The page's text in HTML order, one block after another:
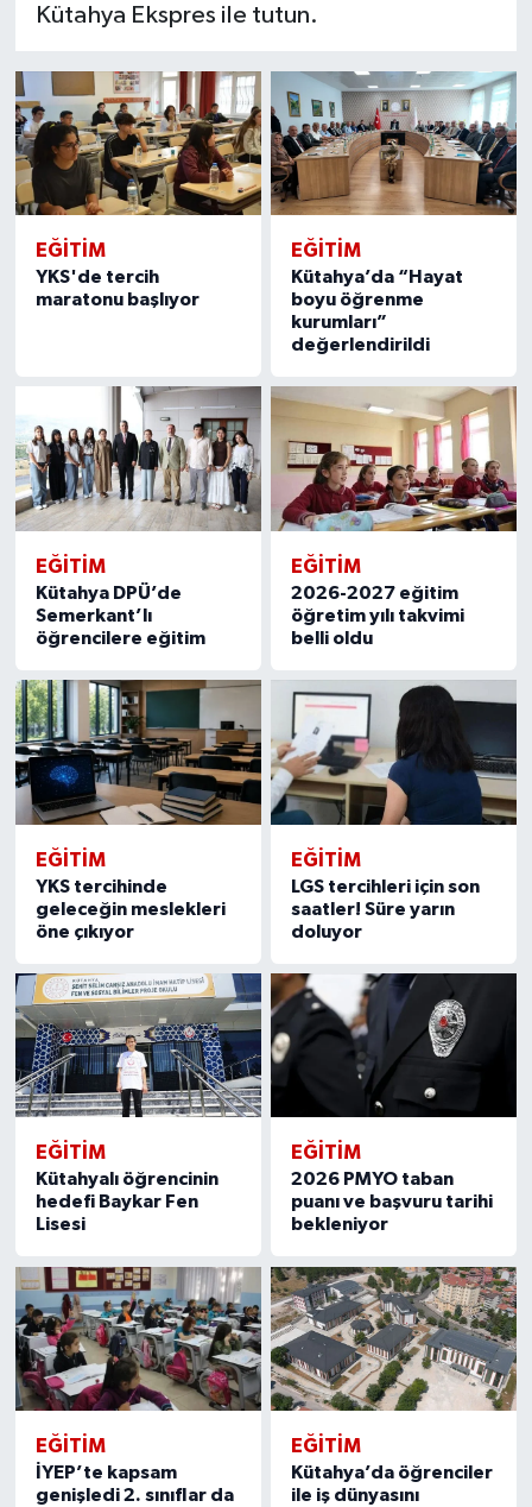
Kütahya Ekspres ile tutun.
EĞITIM
YKS'de tercih
maratonu başlıyor
EĞITIM
Kütahya’da “Hayat
boyu öğrenme
kurumları”
değerlendirildi
EĞITIM
Kütahya DPÜ’de
Semerkant’lı
öğrencilere eğitim
EĞITIM
2026-2027 eğitim
öğretim yılı takvimi
belli oldu
EĞITIM
YKS tercihinde
geleceğin meslekleri
öne çıkıyor
EĞITIM
LGS tercihleri için son
saatler! Süre yarın
doluyor
EĞITIM
Kütahyalı öğrencinin
hedefi Baykar Fen
Lisesi
EĞITIM
2026 PMYO taban
puanı ve başvuru tarihi
bekleniyor
EĞITIM
İYEP’te kapsam
genişledi 2. sınıflar da
EĞITIM
Kütahya’da öğrenciler
ile iş dünyasını
Rüya Tabirleri
Sağlık
Simav
Tavşanlı
Teknoloji
Türkiye
Yaşam
Yemek Tarifleri